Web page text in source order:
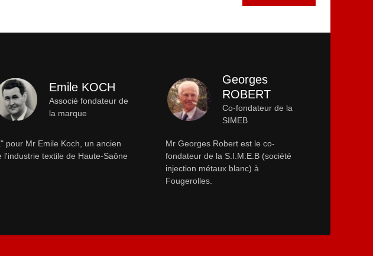
Emile KOCH
Associé fondateur de
la marque
pour Mr Emile Koch, un ancien
l'industrie textile de Haute-Saône
Georges
ROBERT
Co-fondateur de la
SIMEB
Mr Georges Robert est le co-
fondateur de la S.I.M.E.B (société
injection métaux blanc) à
Fougerolles.